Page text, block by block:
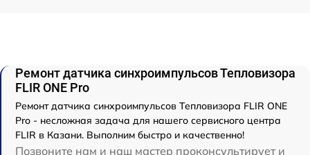
Ремонт датчика синхроимпульсов Тепловизора
FLIR ONE Pro
Ремонт датчика синхроимпульсов Тепловизора FLIR ONE
Pro - несложная задача для нашего сервисного центра
FLIR в Казани. Выполним быстро и качественно!
Позвоните нам и наш мастер проконсультирует и